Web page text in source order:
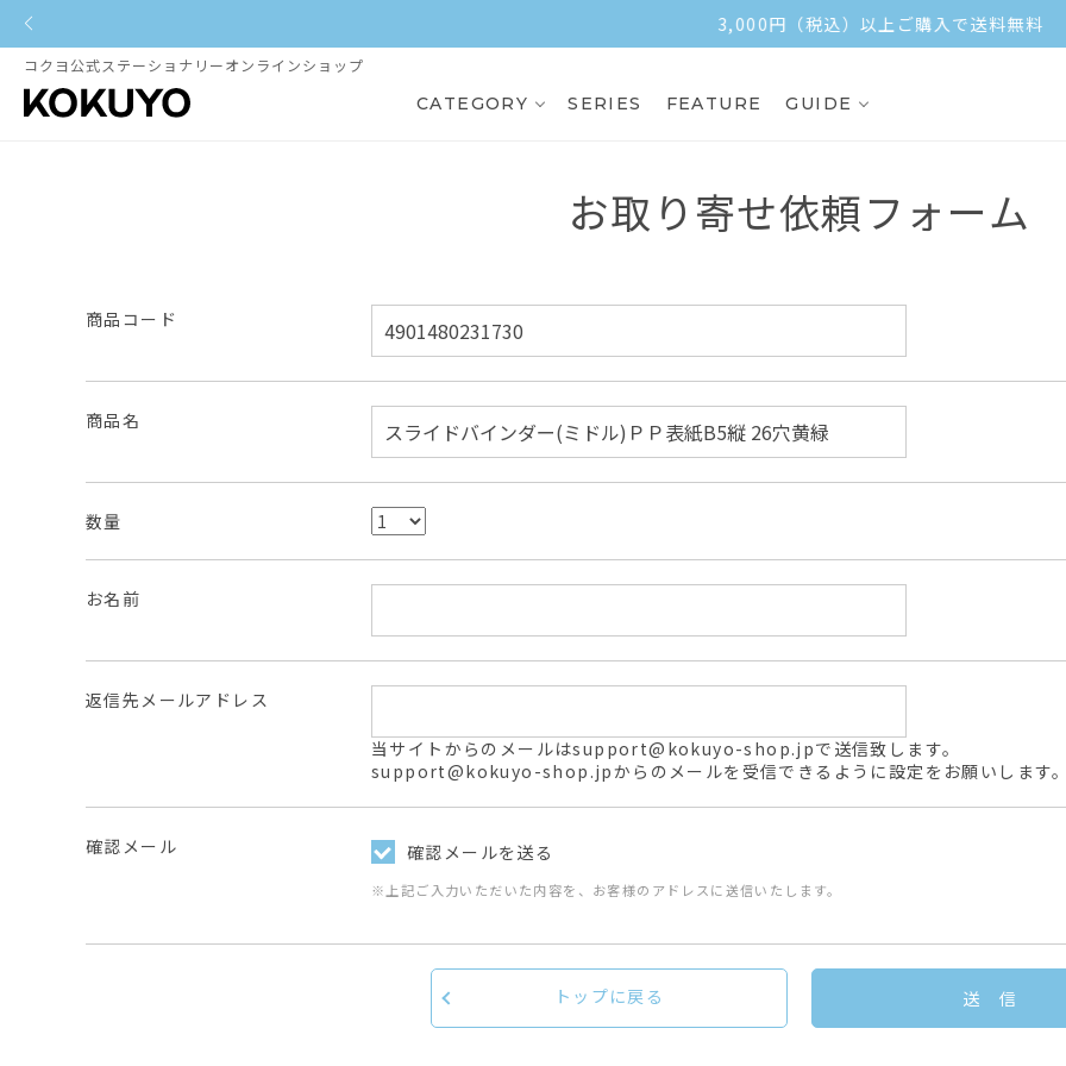
3,000円（税込）以上ご購入で送料無料
コクヨ公式ステーショナリーオンラインショップ
CATEGORY SERIES FEATURE GUIDE
お取り寄せ依頼フォーム
商品コード
商品名
数量
お名前
返信先メールアドレス
当サイトからのメールはsupport@kokuyo-shop.jpで送信致します。
support@kokuyo-shop.jpからのメールを受信できるように設定をお願いします
確認メール 確認メールを送る
※上記ご入力いただいた内容を、お客様のアドレスに送信いたします。
送 信
トップに戻る